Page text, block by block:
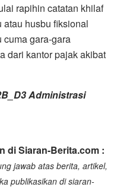
rapihin catatan khilaf
husbu fiksional
cuma gara-gara
dari kantor pajak akibat
Administrasi
di Siaran-Berita.com :
jawab atas berita, artikel,
publikasikan di siaran-